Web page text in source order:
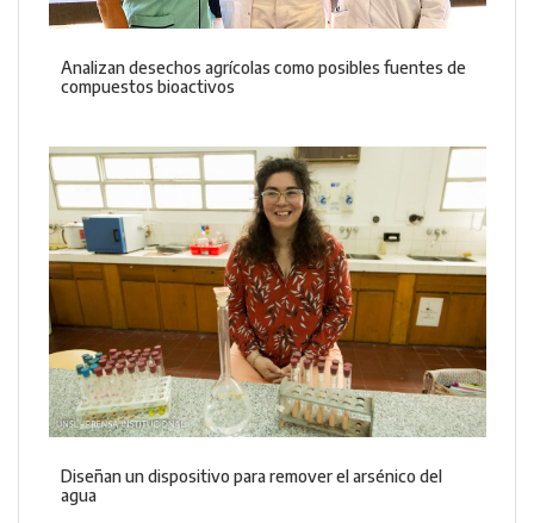
Analizan desechos agrícolas como posibles fuentes de
compuestos bioactivos
Diseñan un dispositivo para remover el arsénico del
agua